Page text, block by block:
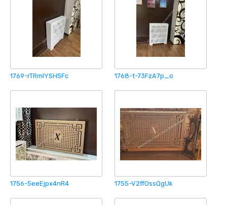
1769-rTRmIYSH5Fc 1768-t-73FzA7p_o
1756-5eeEjpx4nR4 1755-V2ffOssQgUk